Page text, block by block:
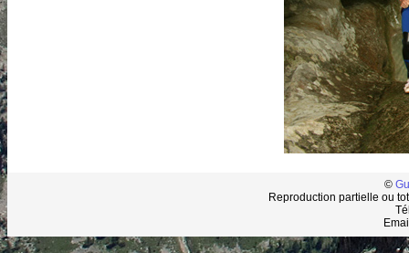
©
Reproduction partielle ou